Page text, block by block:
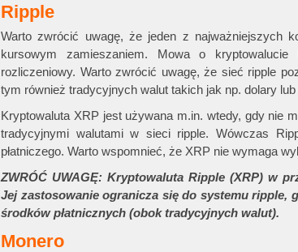
Ripple
Warto zwrócić uwagę, że jeden z najważniejszych
kursowym zamieszaniem. Mowa o kryptowalucie
rozliczeniowy. Warto zwrócić uwagę, że sieć ripple
tym również tradycyjnych walut takich jak np. dolary lub
Kryptowaluta XRP jest używana m.in. wtedy, gdy nie
tradycyjnymi walutami w sieci ripple. Wówczas
płatniczego. Warto wspomnieć, że XRP nie wymaga
ZWRÓĆ UWAGĘ: Kryptowaluta Ripple (XRP) w
Jej zastosowanie ogranicza się do systemu
środków płatnicznych (obok tradycyjnych walut).
Monero